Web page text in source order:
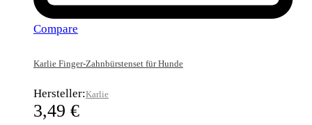
Compare
Karlie Finger-Zahnbürstenset für Hunde
Hersteller:Karlie
3,49 €